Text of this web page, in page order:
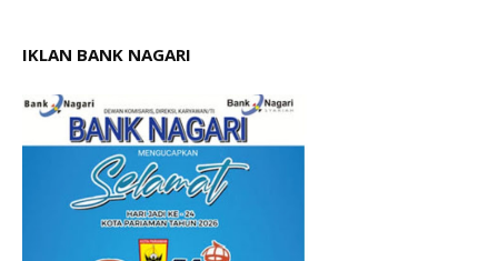
IKLAN BANK NAGARI